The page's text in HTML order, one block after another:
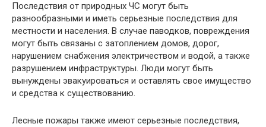
Последствия от природных ЧС могут быть
разнообразными и иметь серьезные последствия для
местности и населения. В случае паводков, повреждения
могут быть связаны с затоплением домов, дорог,
нарушением снабжения электричеством и водой, а также
разрушением инфраструктуры. Люди могут быть
вынуждены эвакуироваться и оставлять свое имущество
и средства к существованию.
Лесные пожары также имеют серьезные последствия,